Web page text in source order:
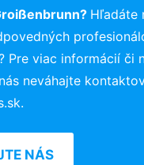
Hľadáte
Pre viac informácií či
neváhajte
NÁS